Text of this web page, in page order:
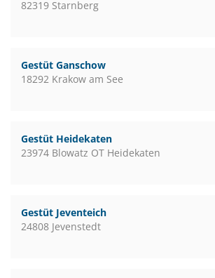
82319 Starnberg
Gestüt Ganschow
18292 Krakow am See
Gestüt Heidekaten
23974 Blowatz OT Heidekaten
Gestüt Jeventeich
24808 Jevenstedt